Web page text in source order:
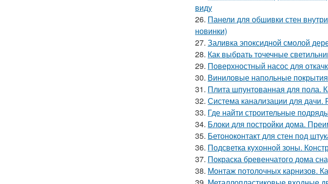
виду
26. Панели для обшивки стен
новинки)
27. Заливка эпоксидной смолой
28. Как выбрать точечные
29. Поверхностный насос для
30. Виниловые напольные
31. Плита шпунтованная для пола.
32. Система канализации для дачи.
33. Где найти строительные
34. Блоки для постройки дома.
35. Бетоноконтакт для стен под
36. Подсветка кухонной зоны.
37. Покраска бревенчатого дома
38. Монтаж потолочных карнизов.